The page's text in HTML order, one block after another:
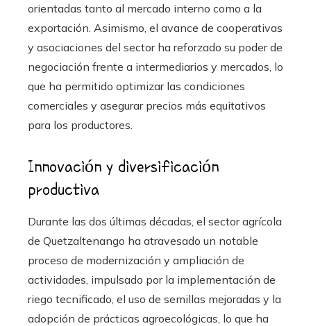
orientadas tanto al mercado interno como a la
exportación. Asimismo, el avance de cooperativas
y asociaciones del sector ha reforzado su poder de
negociación frente a intermediarios y mercados, lo
que ha permitido optimizar las condiciones
comerciales y asegurar precios más equitativos
para los productores.
Innovación y diversificación
productiva
Durante las dos últimas décadas, el sector agrícola
de Quetzaltenango ha atravesado un notable
proceso de modernización y ampliación de
actividades, impulsado por la implementación de
riego tecnificado, el uso de semillas mejoradas y la
adopción de prácticas agroecológicas, lo que ha